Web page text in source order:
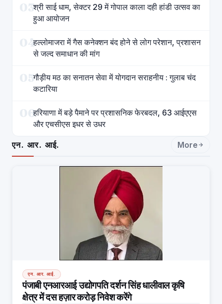
03श्री साई धाम, सेक्टर 29 में गोपाल काला दही हांडी उत्सव का
हुआ आयोजन
04हल्लोमाजरा में गैस कनेक्शन बंद होने से लोग परेशान, प्रशासन
से जल्द समाधान की मांग
05गौड़ीय मठ का सनातन सेवा में योगदान सराहनीय : गुलाब चंद
कटारिया
06हरियाणा में बड़े पैमाने पर प्रशासनिक फेरबदल, 63 आईएएस
और एचसीएस इधर से उधर
एन. आर. आई. More
एन. आर. आई.
पंजाबी एनआरआई उद्योगपति दर्शन सिंह धालीवाल कृषि
क्षेत्र में दस हज़ार करोड़ निवेश करेंगे